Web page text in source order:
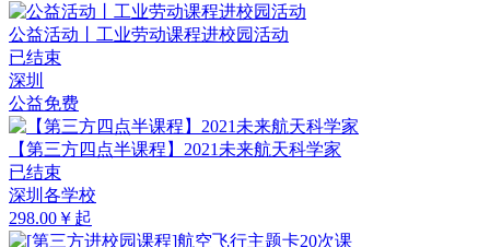
公益活动丨工业劳动课程进校园活动
已结束
深圳
公益免费
【第三方四点半课程】2021未来航天科学家
已结束
深圳各学校
298.00￥起